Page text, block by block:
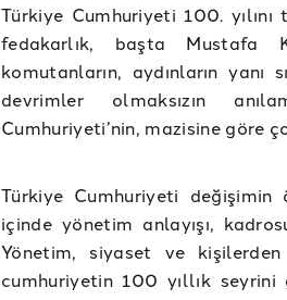
Türkiye Cumhuriyeti 100.
fedakarlık, başta Mustafa
komutanların, aydınların yanı
devrimler olmaksızın
Cumhuriyeti’nin, mazisine göre
Türkiye Cumhuriyeti
içinde yönetim anlayışı,
Yönetim, siyaset ve
cumhuriyetin 100 yıllık